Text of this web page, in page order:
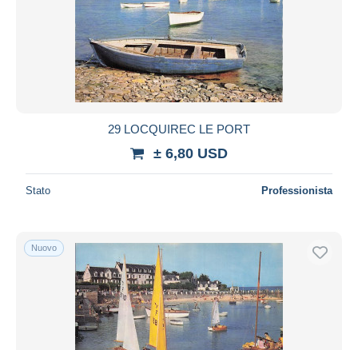
29 LOCQUIREC LE PORT
± 6,80 USD
Stato Professionista
Nuovo